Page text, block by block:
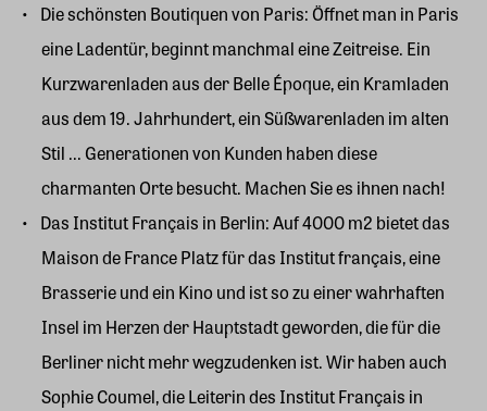
Die schönsten Boutiquen von Paris: Öffnet man in Paris
eine Ladentür, beginnt manchmal eine Zeitreise. Ein
Kurzwarenladen aus der Belle Époque, ein Kramladen
aus dem 19. Jahrhundert, ein Süßwarenladen im alten
Stil ... Generationen von Kunden haben diese
charmanten Orte besucht. Machen Sie es ihnen nach!
Das Institut Français in Berlin: Auf 4000 m2 bietet das
Maison de France Platz für das Institut français, eine
Brasserie und ein Kino und ist so zu einer wahrhaften
Insel im Herzen der Hauptstadt geworden, die für die
Berliner nicht mehr wegzudenken ist. Wir haben auch
Sophie Coumel, die Leiterin des Institut Français in